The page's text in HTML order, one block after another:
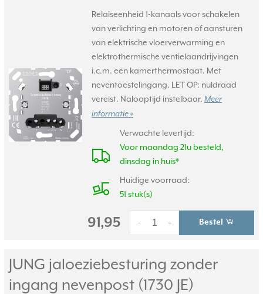
Relaiseenheid 1-kanaals voor schakelen
van verlichting en motoren of aansturen
van elektrische vloerverwarming en
elektrothermische ventielaandrijvingen
i.c.m. een kamerthermostaat. Met
neventoestelingang. LET OP: nuldraad
vereist. Nalooptijd instelbaar. Meer
informatie »
Verwachte levertijd:
Voor maandag 21u besteld,
dinsdag in huis*
Huidige voorraad:
51 stuk(s)
91,95 +
- Bestel
JUNG jaloeziebesturing zonder
ingang nevenpost (1730 JE)